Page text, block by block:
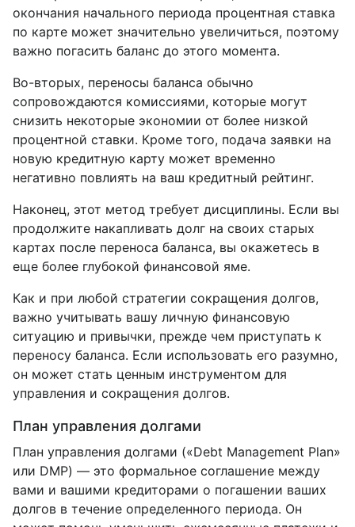
окончания начального периода процентная ставка
по карте может значительно увеличиться, поэтому
важно погасить баланс до этого момента.
Во-вторых, переносы баланса обычно
сопровождаются комиссиями, которые могут
снизить некоторые экономии от более низкой
процентной ставки. Кроме того, подача заявки на
новую кредитную карту может временно
негативно повлиять на ваш кредитный рейтинг.
Наконец, этот метод требует дисциплины. Если вы
продолжите накапливать долг на своих старых
картах после переноса баланса, вы окажетесь в
еще более глубокой финансовой яме.
Как и при любой стратегии сокращения долгов,
важно учитывать вашу личную финансовую
ситуацию и привычки, прежде чем приступать к
переносу баланса. Если использовать его разумно,
он может стать ценным инструментом для
управления и сокращения долгов.
План управления долгами
План управления долгами («Debt Management Plan»
или DMP) — это формальное соглашение между
вами и вашими кредиторами о погашении ваших
долгов в течение определенного периода. Он